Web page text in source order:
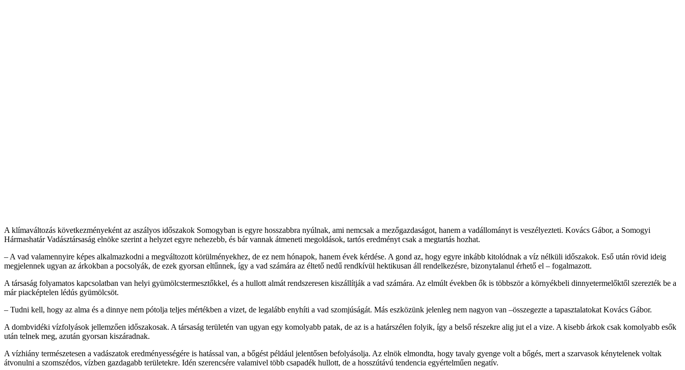
A klímaváltozás következményeként az aszályos időszakok Somogyban is egyre hosszabbra nyúlnak, ami nemcsak a mezőgazdaságot, hanem a vadállományt is veszélyezteti. Kovács Gábor, a Somogyi
Hármashatár Vadásztársaság elnöke szerint a helyzet egyre nehezebb, és bár vannak átmeneti megoldások, tartós eredményt csak a megtartás hozhat.
– A vad valamennyire képes alkalmazkodni a megváltozott körülményekhez, de ez nem hónapok, hanem évek kérdése. A gond az, hogy egyre inkább kitolódnak a víz nélküli időszakok. Eső után rövid ideig
megjelennek ugyan az árkokban a pocsolyák, de ezek gyorsan eltűnnek, így a vad számára az éltető nedű rendkívül hektikusan áll rendelkezésre, bizonytalanul érhető el – fogalmazott.
A társaság folyamatos kapcsolatban van helyi gyümölcstermesztőkkel, és a hullott almát rendszeresen kiszállítják a vad számára. Az elmúlt években ők is többször a környékbeli dinnyetermelőktől szerezték be a
már piacképtelen lédús gyümölcsöt.
– Tudni kell, hogy az alma és a dinnye nem pótolja teljes mértékben a vizet, de legalább enyhíti a vad szomjúságát. Más eszközünk jelenleg nem nagyon van –összegezte a tapasztalatokat Kovács Gábor.
A dombvidéki vízfolyások jellemzően időszakosak. A társaság területén van ugyan egy komolyabb patak, de az is a határszélen folyik, így a belső részekre alig jut el a vize. A kisebb árkok csak komolyabb esők
után telnek meg, azután gyorsan kiszáradnak.
A vízhiány természetesen a vadászatok eredményességére is hatással van, a bőgést például jelentősen befolyásolja. Az elnök elmondta, hogy tavaly gyenge volt a bőgés, mert a szarvasok kénytelenek voltak
átvonulni a szomszédos, vízben gazdagabb területekre. Idén szerencsére valamivel több csapadék hullott, de a hosszútávú tendencia egyértelműen negatív.